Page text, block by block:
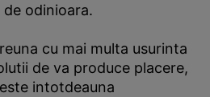
odinioara.
cu mai multa usurinta
de va produce placere,
intotdeauna